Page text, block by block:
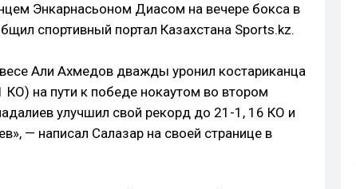
Энкарнасьоном Диасом на вечере бокса в
спортивный портал Казахстана Sports.kz.
Али Ахмедов дважды уронил костариканца
на пути к победе нокаутом во втором
улучшил свой рекорд до 21-1, 16 КО и
— написал Салазар на своей странице в